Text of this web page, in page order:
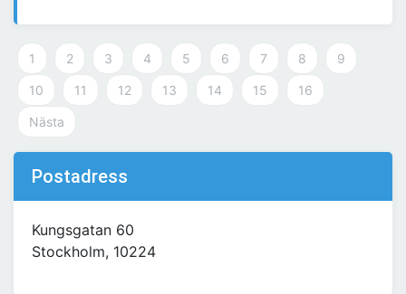
1 2 3 4 5 6 7 8 9
10 11 12 13 14 15 16
Nästa
Postadress
Kungsgatan 60
Stockholm, 10224